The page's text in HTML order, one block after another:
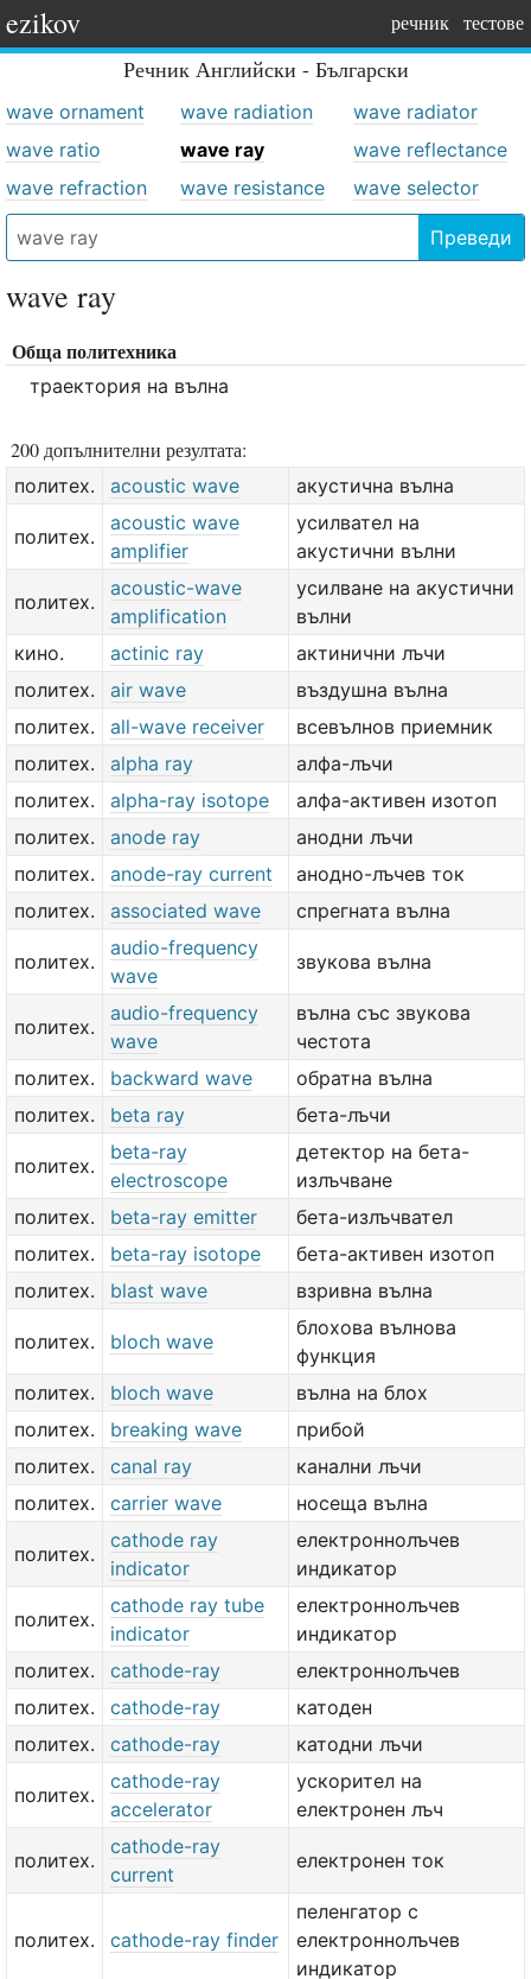
ezikov речник тестове
Речник Английски - Български
wave ornament wave radiation
wave radiator
wave ratio
wave ray
wave reflectance
wave refraction
wave resistance wave selector
Преведи
wave ray
Обща политехника
траектория на вълна
200 допълнителни резултата:
политех. acoustic wave акустична вълна
политех.
acoustic wave
amplifier
усилвател на
акустични вълни
политех.
acoustic-wave
amplification
усилване на акустични
вълни
кино.
actinic ray
актинични лъчи
политех.
air wave
въздушна вълна
политех.
all-wave receiver
всевълнов приемник
политех.
alpha ray
алфа-лъчи
политех.
alpha-ray isotope
алфа-активен изотоп
политех.
anode ray
анодни лъчи
политех.
anode-ray current
анодно-лъчев ток
политех.
associated wave спрегната вълна
политех.
audio-frequency
wave
звукова вълна
политех.
audio-frequency
wave
вълна със звукова
честота
политех.
backward wave
обратна вълна
политех.
beta ray бета-лъчи
политех.
beta-ray
electroscope
детектор на бета-
излъчване
политех.
beta-ray emitter
бета-излъчвател
политех.
beta-ray isotope
бета-активен изотоп
политех.
blast wave взривна вълна
политех. bloch wave
блохова вълнова
функция
политех.
bloch wave
вълна на блох
политех.
breaking wave
прибой
политех.
canal ray
канални лъчи
политех.
carrier wave носеща вълна
политех.
cathode ray
indicator
електроннолъчев
индикатор
политех.
cathode ray tube
indicator
електроннолъчев
индикатор
политех.
cathode-ray
електроннолъчев
политех.
cathode-ray
катоден
политех.
cathode-ray катодни лъчи
политех.
cathode-ray
accelerator
ускорител на
електронен лъч
политех.
cathode-ray
current
електронен ток
политех. cathode-ray finder
пеленгатор с
електроннолъчев
индикатор